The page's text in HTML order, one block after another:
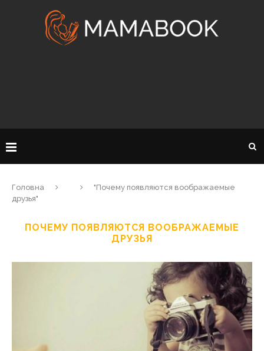
Головна
"Почему появляются воображаемые
друзья"
ПОЧЕМУ ПОЯВЛЯЮТСЯ ВООБРАЖАЕМЫЕ
ДРУЗЬЯ